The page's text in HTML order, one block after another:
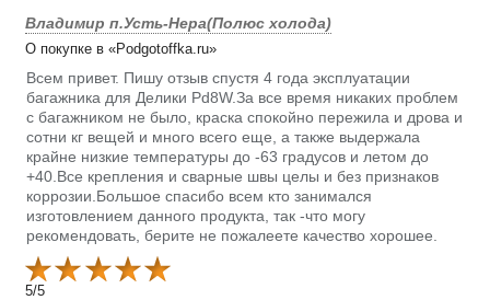
Владимир п.Усть-Нера(Полюс холода)
О покупке в «Podgotoffka.ru»
Всем привет. Пишу отзыв спустя 4 года эксплуатации
багажника для Делики Pd8W.За все время никаких проблем
с багажником не было, краска спокойно пережила и дрова и
сотни кг вещей и много всего еще, а также выдержала
крайне низкие температуры до -63 градусов и летом до
+40.Все крепления и сварные швы целы и без признаков
коррозии.Большое спасибо всем кто занимался
изготовлением данного продукта, так -что могу
рекомендовать, берите не пожалеете качество хорошее.
5/5